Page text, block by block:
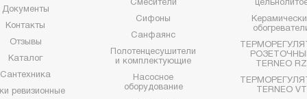
Документы
Контакты
Отзывы
Каталог
Сантехника
ревизионные
Смесители
Сифоны
Санфаянс
Полотенцесушители
и комплектующие
Насосное
оборудование
TERNEO RZ
TERNEO VT